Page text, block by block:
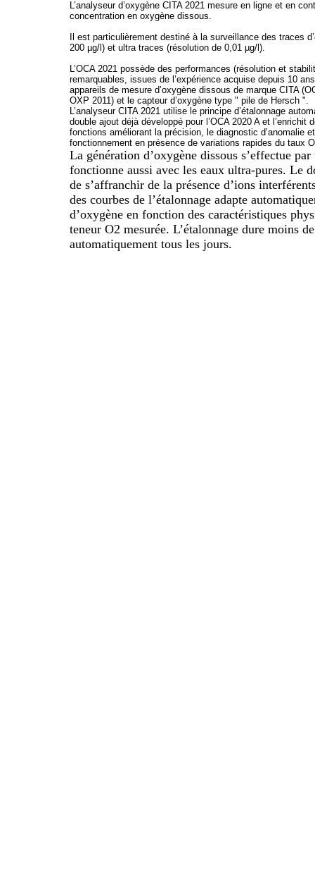
L’analyseur d’oxygène CITA 2021 mesure en ligne et en
concentration en oxygène dissous.
Il est particulièrement destiné à la surveillance des traces
200 µg/l) et ultra traces (résolution de 0,01 µg/l).
L’OCA 2021 possède des performances (résolution et
remarquables, issues de l’expérience acquise depuis 10
appareils de mesure d’oxygène dissous de marque CITA
OXP 2011) et le capteur d’oxygène type " pile de Hersch ".
L’analyseur CITA 2021 utilise le principe d’étalonnage
double ajout déjà développé pour l’OCA 2020 A et l’enrichit
fonctions améliorant la précision, le diagnostic d’anomalie
fonctionnement en présence de variations rapides du taux
La génération d’oxygène dissous s’effectue
fonctionne aussi avec les eaux ultra-pures. Le
de s’affranchir de la présence d’ions
des courbes de l’étalonnage adapte
d’oxygène en fonction des caractéristiques
teneur O2 mesurée. L’étalonnage dure moins
automatiquement tous les jours.